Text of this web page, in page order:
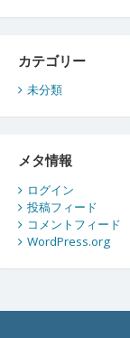
カテゴリー
未分類
メタ情報
ログイン
投稿フィード
コメントフィード
WordPress.org